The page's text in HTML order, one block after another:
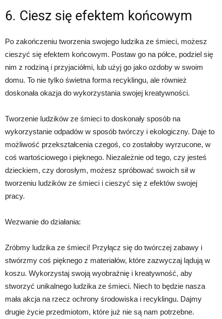
6. Ciesz się efektem końcowym
Po zakończeniu tworzenia swojego ludzika ze śmieci, możesz
cieszyć się efektem końcowym. Postaw go na półce, podziel się
nim z rodziną i przyjaciółmi, lub użyj go jako ozdoby w swoim
domu. To nie tylko świetna forma recyklingu, ale również
doskonała okazja do wykorzystania swojej kreatywności.
Tworzenie ludzików ze śmieci to doskonały sposób na
wykorzystanie odpadów w sposób twórczy i ekologiczny. Daje to
możliwość przekształcenia czegoś, co zostałoby wyrzucone, w
coś wartościowego i pięknego. Niezależnie od tego, czy jesteś
dzieckiem, czy dorosłym, możesz spróbować swoich sił w
tworzeniu ludzików ze śmieci i cieszyć się z efektów swojej
pracy.
Wezwanie do działania:
Zróbmy ludzika ze śmieci! Przyłącz się do twórczej zabawy i
stwórzmy coś pięknego z materiałów, które zazwyczaj lądują w
koszu. Wykorzystaj swoją wyobraźnię i kreatywność, aby
stworzyć unikalnego ludzika ze śmieci. Niech to będzie nasza
mała akcja na rzecz ochrony środowiska i recyklingu. Dajmy
drugie życie przedmiotom, które już nie są nam potrzebne.